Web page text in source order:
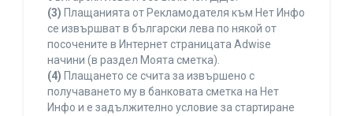
(3) Плащанията от Рекламодателя към Нет Инфо
се извършват в български лева по някой от
посочените в Интернет страницата Adwise
начини (в раздел Моята сметка).
(4) Плащането се счита за извършено с
получаването му в банковата сметка на Нет
Инфо и е задължително условие за стартиране